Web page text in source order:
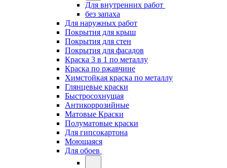
Для внутренних работ
без запаха
Для наружных работ
Покрытия для крыш
Покрытия для стен
Покрытия для фасадов
Краска 3 в 1 по металлу
Краска по ржавчине
Химстойкая краска по металлу
Глянцевые краски
Быстросохнущая
Антикоррозийные
Матовые Краски
Полуматовые краски
Для гипсокартона
Моющаяся
Для обоев